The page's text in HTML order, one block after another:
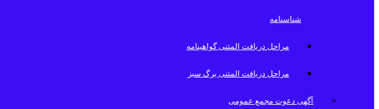
شناسنامه
مراحل دریافت المثنی گواهینامه
مراحل دریافت المثنی برگ سبز
آگهی دعوت مجمع عمومی